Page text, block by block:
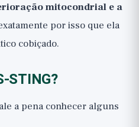
mitocondrial e a
por isso que ela
cobiçado.
STING?
a pena conhecer alguns